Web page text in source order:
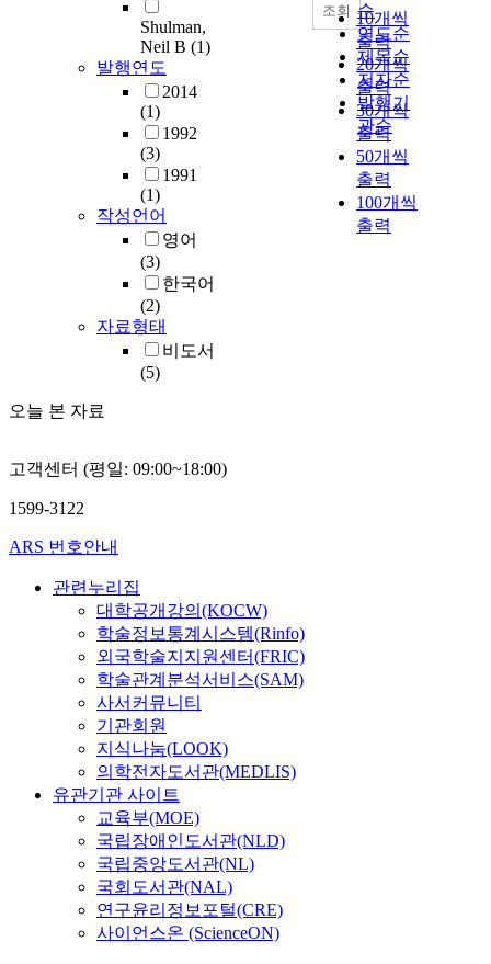
Shulman,
Neil B (1)
발행연도
2014
(1)
1992
(3)
1991
(1)
작성언어
영어
(3)
한국어
(2)
자료형태
비도서
(5)
오늘 본 자료
순
연도순
제목순
저자순
발행기
관순
10개씩
출력
20개씩
출력
30개씩
출력
50개씩
출력
100개씩
출력
조회
고객센터 (평일: 09:00~18:00)
1599-3122
ARS 번호안내
관련누리집
대학공개강의(KOCW)
학술정보통계시스템(Rinfo)
외국학술지지원센터(FRIC)
학술관계분석서비스(SAM)
사서커뮤니티
기관회원
지식나눔(LOOK)
의학전자도서관(MEDLIS)
유관기관 사이트
교육부(MOE)
국립장애인도서관(NLD)
국립중앙도서관(NL)
국회도서관(NAL)
연구윤리정보포털(CRE)
사이언스온 (ScienceON)